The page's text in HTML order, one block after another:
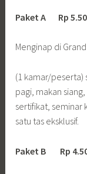
Paket A Rp
Menginap di
(1 kamar/peserta)
pagi, makan
sertifikat, seminar
satu tas eksklusif.
Paket B Rp